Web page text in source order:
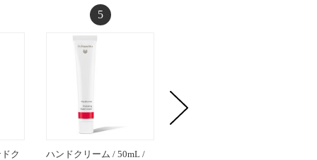
ク
5
ハンドクリーム / 50mL /